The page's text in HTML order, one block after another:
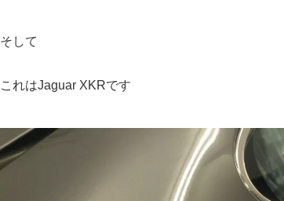
そして
これはJaguar XKRです